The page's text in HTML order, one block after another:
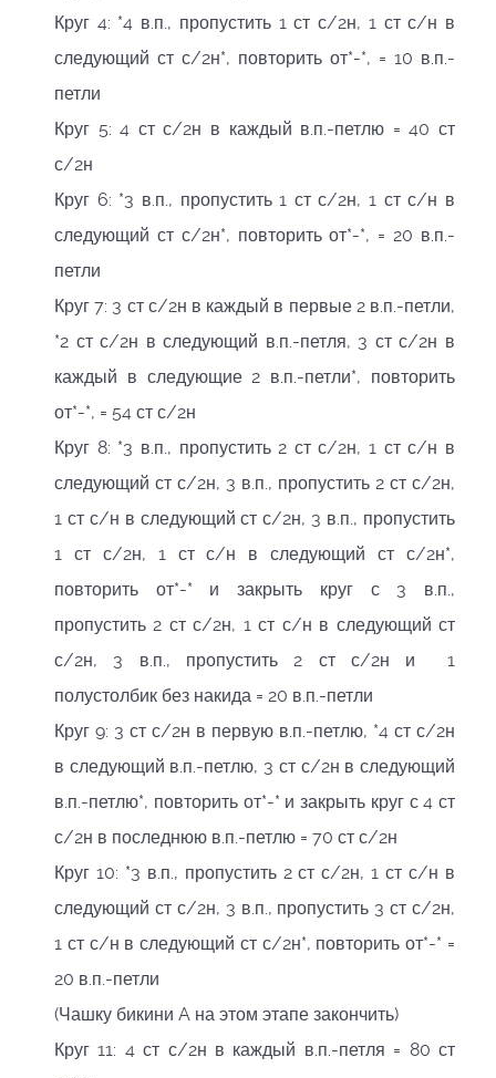
Круг 4: *4 в.п., пропустить 1 ст с/2н, 1 ст с/н в
следующий ст с/2н*, повторить от*-*, = 10 в.п.-
петли
Круг 5: 4 ст с/2н в каждый в.п.-петлю = 40 ст
с/2н
Круг 6: *3 в.п., пропустить 1 ст с/2н, 1 ст с/н в
следующий ст с/2н*, повторить от*-*, = 20 в.п.-
петли
Круг 7: 3 ст с/2н в каждый в первые 2 в.п.-петли,
*2 ст с/2н в следующий в.п.-петля, 3 ст с/2н в
каждый в следующие 2 в.п.-петли*, повторить
от*-*, = 54 ст с/2н
Круг 8: *3 в.п., пропустить 2 ст с/2н, 1 ст с/н в
следующий ст с/2н, 3 в.п., пропустить 2 ст с/2н,
1 ст с/н в следующий ст с/2н, 3 в.п., пропустить
1 ст с/2н, 1 ст с/н в следующий ст с/2н*,
повторить от*-* и закрыть круг с 3 в.п.,
пропустить 2 ст с/2н, 1 ст с/н в следующий ст
с/2н, 3 в.п., пропустить 2 ст с/2н и 1
полустолбик без накида = 20 в.п.-петли
Круг 9: 3 ст с/2н в первую в.п.-петлю, *4 ст с/2н
в следующий в.п.-петлю, 3 ст с/2н в следующий
в.п.-петлю*, повторить от*-* и закрыть круг с 4 ст
с/2н в последнюю в.п.-петлю = 70 ст с/2н
Круг 10: *3 в.п., пропустить 2 ст с/2н, 1 ст с/н в
следующий ст с/2н, 3 в.п., пропустить 3 ст с/2н,
1 ст с/н в следующий ст с/2н*, повторить от*-* =
20 в.п.-петли
(Чашку бикини A на этом этапе закончить)
Круг 11: 4 ст с/2н в каждый в.п.-петля = 80 ст